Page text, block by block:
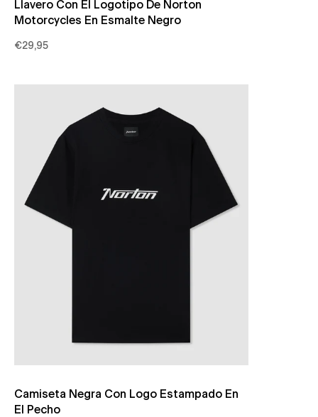
Llavero Con El Logotipo De Norton
Motorcycles En Esmalte Negro
€29,95
Camiseta Negra Con Logo Estampado En
El Pecho